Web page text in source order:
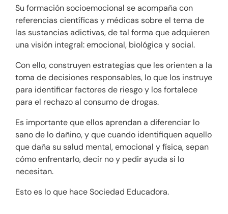
Su formación socioemocional se acompaña con
referencias científicas y médicas sobre el tema de
las sustancias adictivas, de tal forma que adquieren
una visión integral: emocional, biológica y social.
Con ello, construyen estrategias que les orienten a la
toma de decisiones responsables, lo que los instruye
para identificar factores de riesgo y los fortalece
para el rechazo al consumo de drogas.
Es importante que ellos aprendan a diferenciar lo
sano de lo dañino, y que cuando identifiquen aquello
que daña su salud mental, emocional y física, sepan
cómo enfrentarlo, decir no y pedir ayuda si lo
necesitan.
Esto es lo que hace Sociedad Educadora.